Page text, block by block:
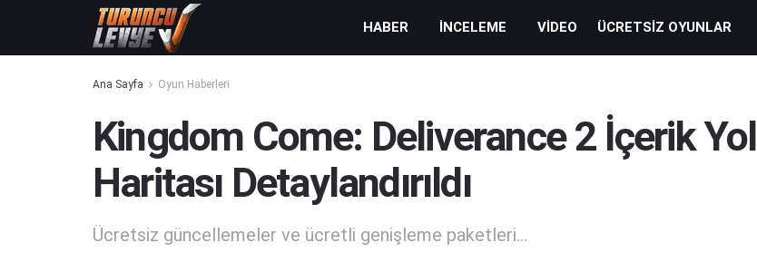
HABER İNCELEME VIDEO ÜCRETSIZ OYUNLAR
Ana Sayfa Oyun Haberleri
Kingdom Come: Deliverance 2 İçerik Yol
Haritası Detaylandırıldı
Ücretsiz güncellemeler ve ücretli genişleme paketleri...